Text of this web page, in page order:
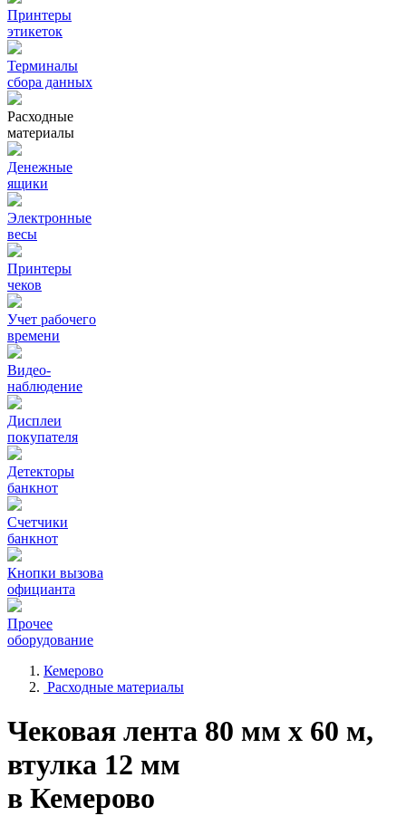
Принтеры
этикеток
Терминалы
сбора данных
Расходные
материалы
Денежные
ящики
Электронные
весы
Принтеры
чеков
Учет рабочего
времени
Видео‑
наблюдение
Дисплеи
покупателя
Детекторы
банкнот
Счетчики
банкнот
Кнопки вызова
официанта
Прочее
оборудование
Кемерово
Расходные материалы
Чековая лента 80 мм x 60 м,
втулка 12 мм
в Кемерово